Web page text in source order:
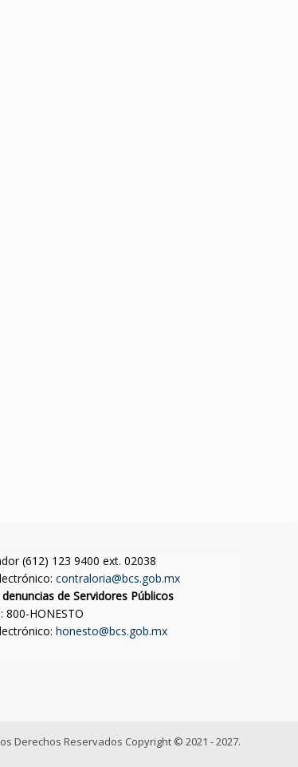
(612) 123 9400 ext. 02038
contraloria@bcs.gob.mx
de Servidores Públicos
800-HONESTO
honesto@bcs.gob.mx
Derechos Reservados Copyright © 2021 - 2027.